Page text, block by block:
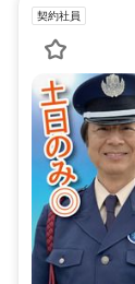
契約社員